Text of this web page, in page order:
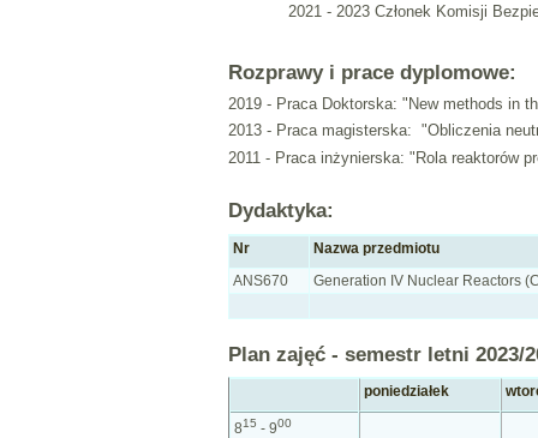
2021 - 2023 Członek Komisji
Rozprawy i prace dyplomowe:
2019 - Praca Doktorska: "New methods in
2013 - Praca magisterska: "Obliczenia
2011 - Praca inżynierska: "Rola reaktorów
Dydaktyka:
Nr
Nazwa przedmiotu
ANS670
Generation IV Nuclear Reactors
Plan zajęć - semestr letni 2023/
poniedziałek
815 - 900